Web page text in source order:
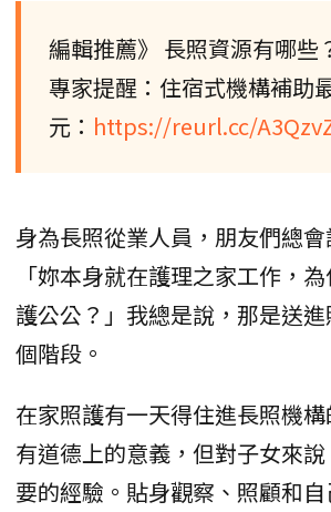
編輯推薦》 長照資源有哪些
專家提醒：住宿式機構補助
元： https://reurl.cc/
身為長照從業人員，朋友們總會
「妳本身就在護理之家工作，
護公公？」我總是說，那是送
個階段。
在家照護有一天得住進長照機
有道德上的意義，但對子女來
要的經驗。貼身觀察、照顧和